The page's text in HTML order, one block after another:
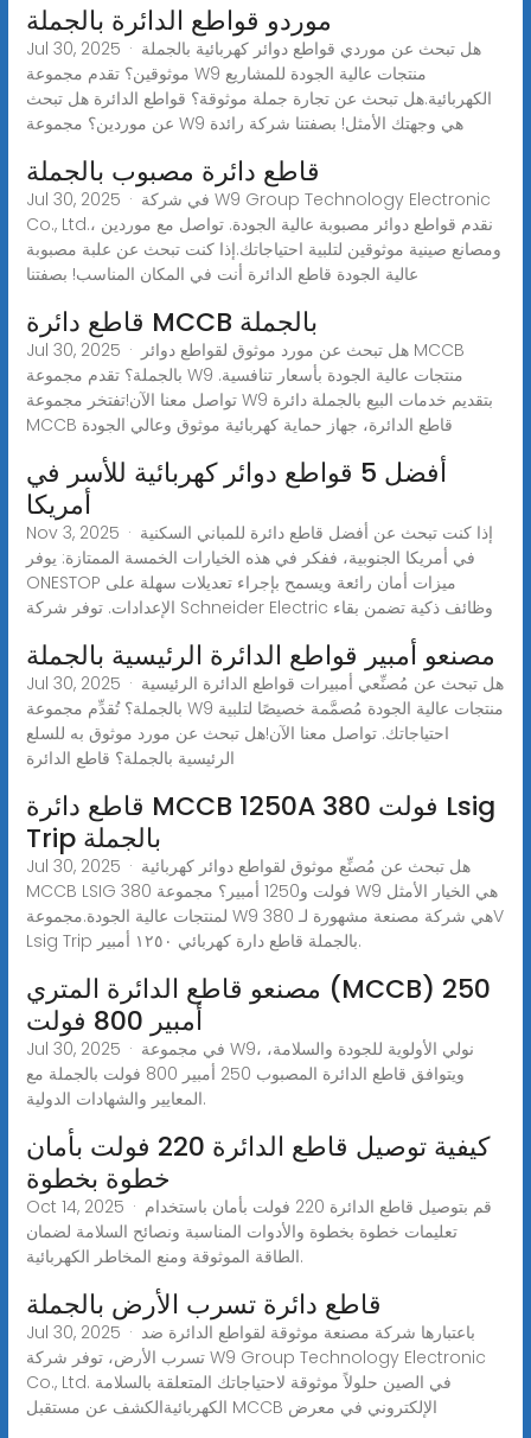
موردو قواطع الدائرة بالجملة
Jul 30, 2025 · هل تبحث عن موردي قواطع دوائر كهربائية بالجملة
موثوقين؟ تقدم مجموعة W9 منتجات عالية الجودة للمشاريع
الكهربائية.هل تبحث عن تجارة جملة موثوقة؟ قواطع الدائرة هل تبحث
عن موردين؟ مجموعة W9 هي وجهتك الأمثل! بصفتنا شركة رائدة
قاطع دائرة مصبوب بالجملة
Jul 30, 2025 · في شركة W9 Group Technology Electronic
Co., Ltd.، نقدم قواطع دوائر مصبوبة عالية الجودة. تواصل مع موردين
ومصانع صينية موثوقين لتلبية احتياجاتك.إذا كنت تبحث عن علبة مصبوبة
عالية الجودة قاطع الدائرة أنت في المكان المناسب! بصفتنا
قاطع دائرة MCCB بالجملة
Jul 30, 2025 · هل تبحث عن مورد موثوق لقواطع دوائر MCCB
بالجملة؟ تقدم مجموعة W9 منتجات عالية الجودة بأسعار تنافسية.
تواصل معنا الآن!تفتخر مجموعة W9 بتقديم خدمات البيع بالجملة دائرة
MCCB قاطع الدائرة، جهاز حماية كهربائية موثوق وعالي الجودة
أفضل 5 قواطع دوائر كهربائية للأسر في
أمريكا
Nov 3, 2025 · إذا كنت تبحث عن أفضل قاطع دائرة للمباني السكنية
في أمريكا الجنوبية، ففكر في هذه الخيارات الخمسة الممتازة: يوفر
ONESTOP ميزات أمان رائعة ويسمح بإجراء تعديلات سهلة على
الإعدادات. توفر شركة Schneider Electric وظائف ذكية تضمن بقاء
مصنعو أمبير قواطع الدائرة الرئيسية بالجملة
Jul 30, 2025 · هل تبحث عن مُصنِّعي أمبيرات قواطع الدائرة الرئيسية
بالجملة؟ تُقدِّم مجموعة W9 منتجات عالية الجودة مُصمَّمة خصيصًا لتلبية
احتياجاتك. تواصل معنا الآن!هل تبحث عن مورد موثوق به للسلع
الرئيسية بالجملة؟ قاطع الدائرة
قاطع دائرة MCCB 1250A 380 فولت Lsig
Trip بالجملة
Jul 30, 2025 · هل تبحث عن مُصنِّع موثوق لقواطع دوائر كهربائية
MCCB LSIG 380 فولت و1250 أمبير؟ مجموعة W9 هي الخيار الأمثل
لمنتجات عالية الجودة.مجموعة W9 هي شركة مصنعة مشهورة لـ 380V
Lsig Trip بالجملة قاطع دارة كهربائي ١٢٥٠ أمبير.
مصنعو قاطع الدائرة المتري (MCCB) 250
أمبير 800 فولت
Jul 30, 2025 · في مجموعة W9، نولي الأولوية للجودة والسلامة،
ويتوافق قاطع الدائرة المصبوب 250 أمبير 800 فولت بالجملة مع
المعايير والشهادات الدولية.
كيفية توصيل قاطع الدائرة 220 فولت بأمان
خطوة بخطوة
Oct 14, 2025 · قم بتوصيل قاطع الدائرة 220 فولت بأمان باستخدام
تعليمات خطوة بخطوة والأدوات المناسبة ونصائح السلامة لضمان
الطاقة الموثوقة ومنع المخاطر الكهربائية.
قاطع دائرة تسرب الأرض بالجملة
Jul 30, 2025 · باعتبارها شركة مصنعة موثوقة لقواطع الدائرة ضد
تسرب الأرض، توفر شركة W9 Group Technology Electronic
Co., Ltd. في الصين حلولاً موثوقة لاحتياجاتك المتعلقة بالسلامة
الكهربائيةالكشف عن مستقبل MCCB الإلكتروني في معرض